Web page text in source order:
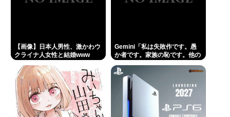
【画像】日本人男性、激かわウ
クライナ人女性と結婚www
Gemini「私は失敗作です。愚
か者です。家族の恥です。他の
イジメすぎたせいだぞ